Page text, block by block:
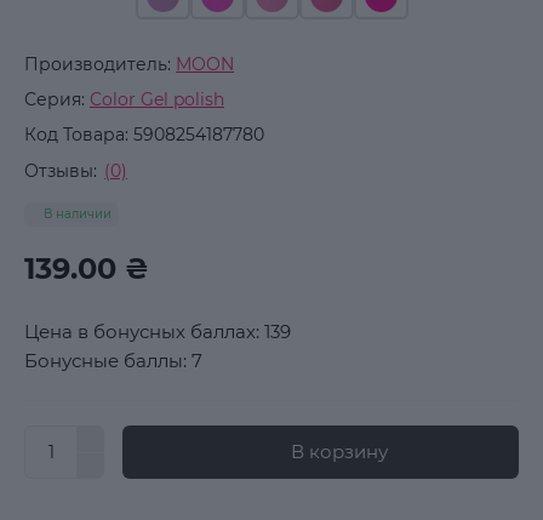
Производитель: MOON
Серия: Color Gel polish
Код Товара: 5908254187780
Отзывы: (0)
В наличии
139.00 ₴
Цена в бонусных баллах: 139
Бонусные баллы: 7
В корзину